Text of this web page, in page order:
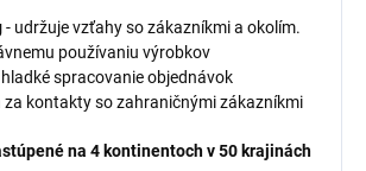
- udržuje vzťahy so zákazníkmi a okolím.
používaniu výrobkov
spracovanie objednávok
za kontakty so zahraničnými zákazníkmi
na 4 kontinentoch v 50 krajinách